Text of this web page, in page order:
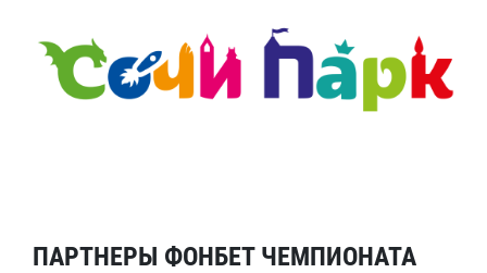
ПАРТНЕРЫ ФОНБЕТ ЧЕМПИОНАТА